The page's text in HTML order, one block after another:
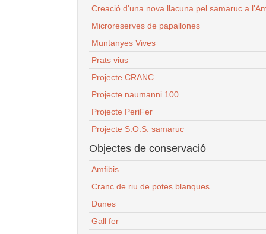
Creació d'una nova llacuna pel samaruc a
Microreserves de papallones
Muntanyes Vives
Prats vius
Projecte CRANC
Projecte naumanni 100
Projecte PeriFer
Projecte S.O.S. samaruc
Objectes de conservació
Amfibis
Cranc de riu de potes blanques
Dunes
Gall fer